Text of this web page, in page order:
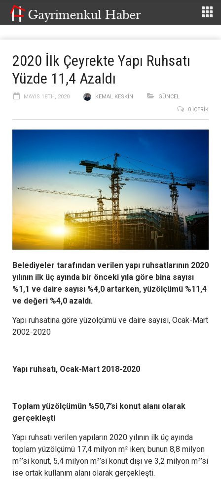
2020 İlk Çeyrekte Yapı Ruhsatı
Yüzde 11,4 Azaldı
MAYIS 18TH, 2020 KEMAL KESKIN
GÜNCEL
0 İÇERIK
Belediyeler tarafından verilen yapı ruhsatlarının 2020
yılının ilk üç ayında bir önceki yıla göre bina sayısı
%1,1 ve daire sayısı %4,0 artarken, yüzölçümü %11,4
ve değeri %4,0 azaldı.
Yapı ruhsatına göre yüzölçümü ve daire sayısı, Ocak-Mart
2002-2020
Yapı ruhsatı, Ocak-Mart 2018-2020
Toplam yüzölçümün %50,7’si konut alanı olarak
gerçekleşti
Yapı ruhsatı verilen yapıların 2020 yılının ilk üç ayında
toplam yüzölçümü 17,4 milyon m² iken; bunun 8,8 milyon
m²’si konut, 5,4 milyon m²’si konut dışı ve 3,2 milyon m²’si
ise ortak kullanım alanı olarak gerçekleşti.